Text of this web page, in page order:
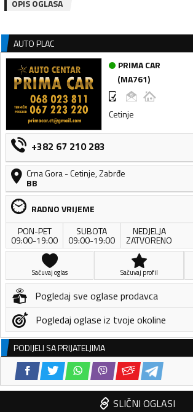
OPIS OGLASA
AUTO PLAC
PRIMA CAR
(MA761)
Cetinje
+382 67 210 283
Crna Gora-Cetinje,Zabrđe
BB
RADNO VRIJEME
PON-PET
09:00-19:00
SUBOTA
09:00-19:00
NEDJELJA
ZATVORENO
Sačuvaj oglas Sačuvaj profil
Pogledaj sve oglase prodavca
Pogledaj oglase iz tvoje okoline
PODIJELI SA PRIJATELJIMA
SLIČNI OGLASI